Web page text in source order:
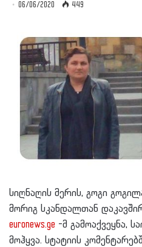
06/06/2020 449
სიღნაღის მერის, გოგი
მორიგ სკანდალთან
euronews.ge -მ გამოაქვეყნა,
მოჰყვა. სტატიის